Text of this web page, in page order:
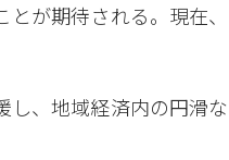
が期待される。現在、
し、地域経済内の円滑な